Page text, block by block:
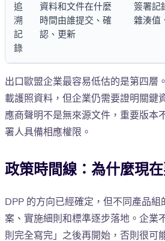
追
溯
記
錄
資料和文件在什麼
時間由誰提交、確
認、更新
簽署記
雜湊值
出口歐盟企業最容易低估的是第四層
載護照資料，但企業仍需要證明關鍵
應商聲明不是無來源文件，重要版本
署人具備相應權限。
政策時間線：為什麼現
DPP 的方向已經確定，但不同產品
案、實施細則和標準逐步落地。企業
則完全寫完」之後再開始，否則很可